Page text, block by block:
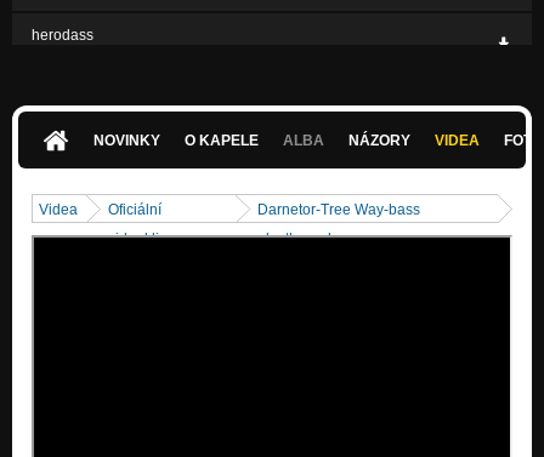
herodass
melancholy pessimism -war of gods
NOVINKY O KAPELE ALBA NÁZORY VIDEA
Videa
Oficiální
videoklipy
Darnetor-Tree Way-bass
playthrough